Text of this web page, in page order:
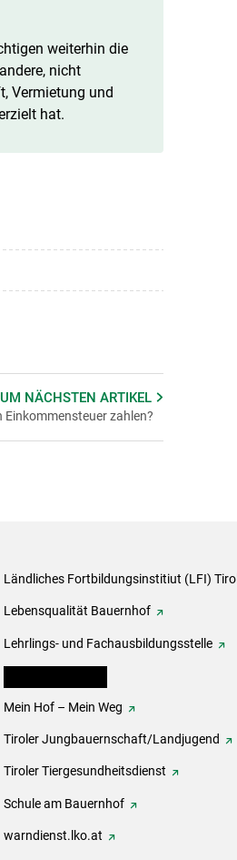
weiterhin die
nicht
Vermietung und
hat.
NÄCHSTENARTIKEL
zahlen?
Ländliches Fortbildungsinstitiut (LFI) Tirol
Lebensqualität Bauernhof
Lehrlings- und Fachausbildungsstelle
Mein Hof – Mein Weg
Tiroler Jungbauernschaft/Landjugend
Tiroler Tiergesundheitsdienst
Schule am Bauernhof
warndienst.lko.at